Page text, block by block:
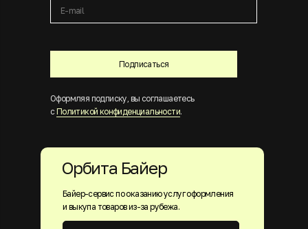
Подписаться
Оформляя подписку, вы соглашаетесь
с Политикой конфиденциальности.
Байер-сервис по оказанию услуг оформления
и выкупа товаров из-за рубежа.
Орбита Байер